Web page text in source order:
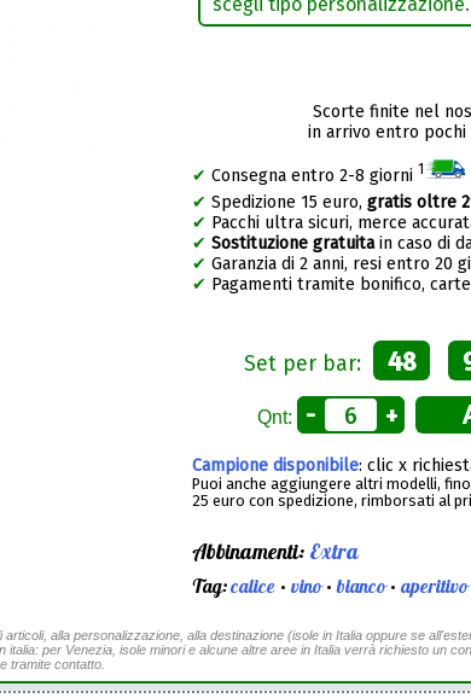
Scorte finite nel
in arrivo entro pochi
✔ Consegna entro 2-8 giorni 1
✔ Spedizione 15 euro, gratis oltre
✔ Pacchi ultra sicuri, merce
✔ Sostituzione gratuitain caso di
✔ Garanzia di 2 anni, resi entro 20
✔ Pagamenti tramite bonifico,
Set per bar: 48
Qnt: - +
Campione disponibile: clic x
Puoi anche aggiungere altri modelli,
25 euro con spedizione, rimborsati al
Abbinamenti: Extra
Tag:calice• vino•bianco• aperitivo
alla personalizzazione, alla destinazione (isole in Italia oppure se
per Venezia, isole minori e alcune altre aree in Italia verrà richiesto un
tramite contatto.